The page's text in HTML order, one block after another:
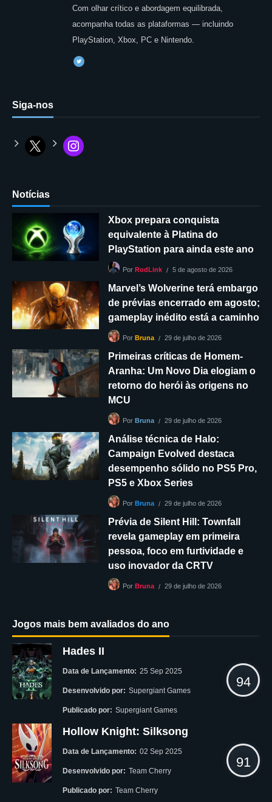
Com olhar crítico e abordagem equilibrada,
acompanha todas as plataformas — incluindo
PlayStation, Xbox, PC e Nintendo.
Siga-nos
Notícias
Xbox prepara conquista
equivalente à Platina do
PlayStation para ainda este ano
Por RodLink 5 de agosto de 2026
Marvel’s Wolverine terá embargo
de prévias encerrado em agosto;
gameplay inédito está a caminho
Por Bruna 29 de julho de 2026
Primeiras críticas de Homem-
Aranha: Um Novo Dia elogiam o
retorno do herói às origens no
MCU
Por Bruna 29 de julho de 2026
Análise técnica de Halo:
Campaign Evolved destaca
desempenho sólido no PS5 Pro,
PS5 e Xbox Series
Por Bruna 29 de julho de 2026
Prévia de Silent Hill: Townfall
revela gameplay em primeira
pessoa, foco em furtividade e
uso inovador da CRTV
Por Bruna 29 de julho de 2026
Jogos mais bem avaliados do ano
Hades II
Data de Lançamento: 25 Sep 2025
Desenvolvido por: Supergiant Games
Publicado por: Supergiant Games
94
Hollow Knight: Silksong
Data de Lançamento: 02 Sep 2025
Desenvolvido por: Team Cherry
Publicado por: Team Cherry
91